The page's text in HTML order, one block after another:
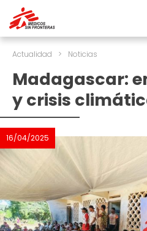
Actualidad > Noticias
Madagascar:
y crisis
16/04/2025